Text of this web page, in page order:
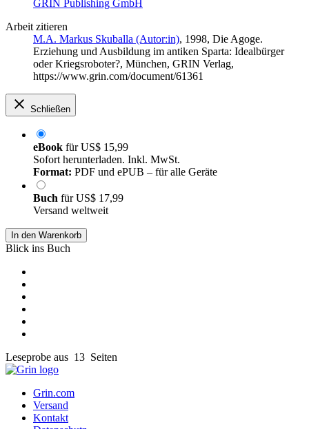
GRIN Publishing GmbH
Arbeit zitieren
M.A. Markus Skuballa (Autor:in), 1998, Die Agoge.
Erziehung und Ausbildung im antiken Sparta: Idealbürger
oder Kriegsroboter?, München, GRIN Verlag,
https://www.grin.com/document/61361
Schließen
eBook fürUS$ 15,99
Sofort herunterladen. Inkl. MwSt.
Format: PDF und ePUB – für alle Geräte
Buch fürUS$ 17,99
Versand weltweit
In den Warenkorb
Blick ins Buch
Leseprobe aus 13 Seiten
Grin.com
Versand
Kontakt